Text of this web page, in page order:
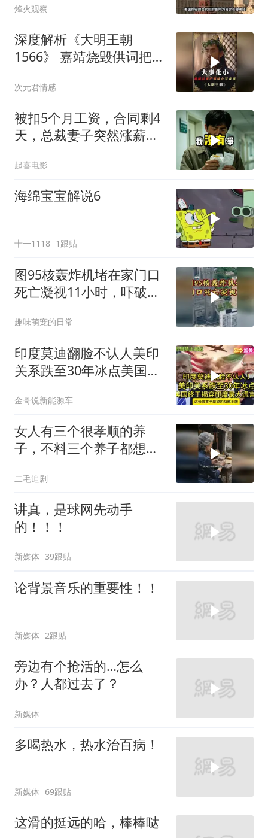
烽火观察
深度解析《大明王朝
1566》 嘉靖烧毁供词把浙
次元君情感
被扣5个月工资，合同剩4
天，总裁妻子突然涨薪续
起喜电影
海绵宝宝解说6
十一1118 1跟贴
图95核轰炸机堵在家门口
死亡凝视11小时，吓破胆
趣味萌宠的日常
印度莫迪翻脸不认人美印
关系跌至30年冰点美国终
金哥说新能源车
女人有三个很孝顺的养
子，不料三个养子都想害
二毛追剧
讲真，是球网先动手
的！！！
新媒体 39跟贴
论背景音乐的重要性！！
新媒体 2跟贴
旁边有个抢活的…怎么
办？人都过去了？
新媒体
多喝热水，热水治百病！
新媒体 69跟贴
这滑的挺远的哈，棒棒哒